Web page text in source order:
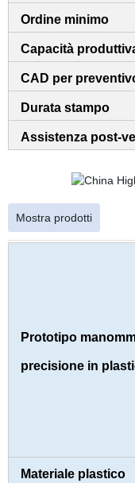
Ordine minimo
Capacità
CAD per
Durata stampo
Assistenza post-
Mostra prodotti
Prototipo
precisione in
Materiale plastico